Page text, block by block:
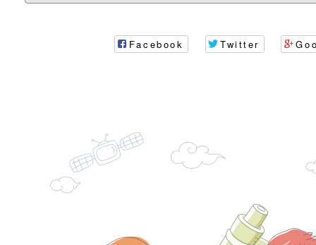
「115學年度身心障
有關桃園市八德區大
子的人際必修課」、
代的親職教養」海報
實體座談會」海報
函轉臺北市勞動力重
委託辦理「2026臺
摩據點視覺設計競賽
檢送桃園市政府LED
函轉教育部訂於115
Facebook Twitter